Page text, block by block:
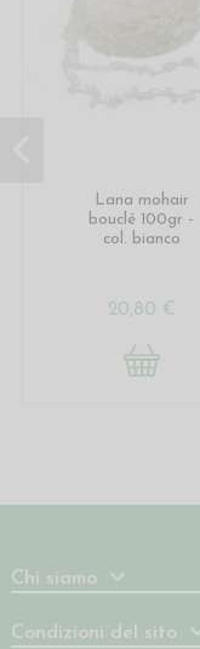
Lana mohair
bouclé 100gr -
col. bianco
20,80 €
Chi siamo
Condizioni del sito